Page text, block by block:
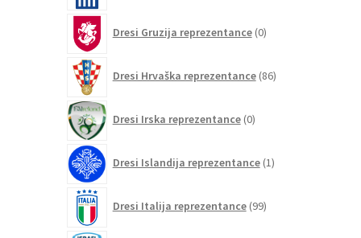
Dresi Gruzija reprezentance 0izdelkov
Dresi Hrvaška reprezentance 86izdelkov
Dresi Irska reprezentance 0izdelkov
Dresi Islandija reprezentance 1izdelek
Dresi Italija reprezentance 99izdelkov